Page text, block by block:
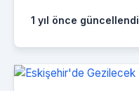
1 yıl önce güncellendi